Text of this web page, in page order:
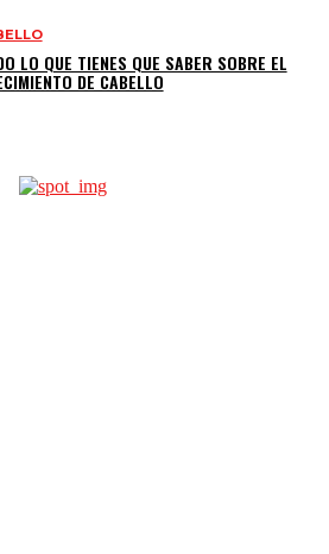
LO QUE TIENES QUE SABER SOBRE EL
DE CABELLO